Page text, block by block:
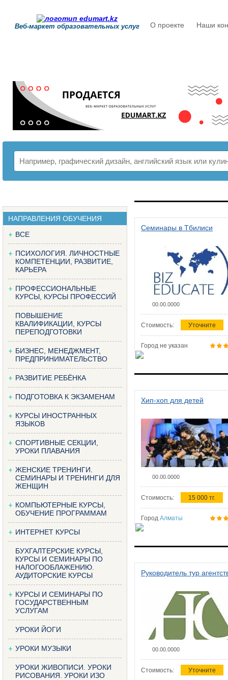
Веб-маркет образовательных услуг О проекте Наши
НАПРАВЛЕНИЯ ОБУЧЕНИЯ
ВСЕ
ПСИХОЛОГИЯ. ЛИЧНОСТНЫЕ
КОМПЕТЕНЦИИ, РАЗВИТИЕ,
КАРЬЕРА
ПРОФЕССИОНАЛЬНЫЕ
КУРСЫ, КУРСЫ ПРОФЕССИЙ
ПОВЫШЕНИЕ
КВАЛИФИКАЦИИ, КУРСЫ
ПЕРЕПОДГОТОВКИ
БИЗНЕС, МЕНЕДЖМЕНТ,
ПРЕДПРИНИМАТЕЛЬСТВО
РАЗВИТИЕ РЕБЁНКА
ПОДГОТОВКА К ЭКЗАМЕНАМ
КУРСЫ ИНОСТРАННЫХ
ЯЗЫКОВ
СПОРТИВНЫЕ СЕКЦИИ,
УРОКИ ПЛАВАНИЯ
ЖЕНСКИЕ ТРЕНИНГИ.
СЕМИНАРЫ И ТРЕНИНГИ ДЛЯ
ЖЕНЩИН
КОМПЬЮТЕРНЫЕ КУРСЫ,
ОБУЧЕНИЕ ПРОГРАММАМ
ИНТЕРНЕТ КУРСЫ
БУХГАЛТЕРСКИЕ КУРСЫ,
КУРСЫ И СЕМИНАРЫ ПО
НАЛОГООБЛАЖЕНИЮ.
АУДИТОРСКИЕ КУРСЫ
КУРСЫ И СЕМИНАРЫ ПО
ГОСУДАРСТВЕННЫМ
УСЛУГАМ
УРОКИ ЙОГИ
УРОКИ МУЗЫКИ
УРОКИ ЖИВОПИСИ. УРОКИ
РИСОВАНИЯ. УРОКИ ИЗО
Семинары в Тбилиси
00.00.0000
Стоимость: Уточните
Город не указан
Хип-хоп для детей
00.00.0000
Стоимость: 15 000 тг.
Город Алматы
Руководитель тур
00.00.0000
Стоимость: Уточните